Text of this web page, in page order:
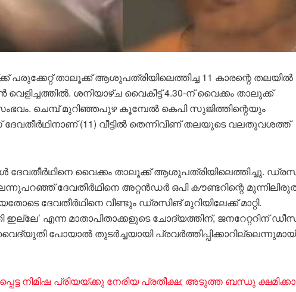
പരുക്കേറ്റ് താലൂക്ക് ആശുപത്രിയിലെത്തിച്ച 11 കാരന്റെ തലയിൽ
ശനിയാഴ്ച വൈകീട്ട് 4.30-ന് വൈക്കം താലൂക്ക്
ചെമ്പ് മുറിഞ്ഞപുഴ കൂമ്പേൽ കെപി സുജിത്തിന്റെയും
(11) വീട്ടിൽ തെന്നിവീണ് തലയുടെ വലതുവശത്ത്
ദേവതീർഥിനെ വൈക്കം താലൂക്ക് ആശുപത്രിയിലെത്തിച്ചു.
ദേവതീർഥിനെ അറ്റൻഡർ ഒപി കൗണ്ടറിന്റെ
ദേവതീർഥിനെ വീണ്ടും ഡ്രസിങ് മുറിയിലേക്ക് മാറ്റി.
എന്ന മാതാപിതാക്കളുടെ ചോദ്യത്തിന്, ജനറേറ്ററിന്
പോയാൽ തുടർച്ചയായി
നിമിഷ പ്രിയയ്ക്കു നേരിയ പ്രതീക്ഷ; അടുത്ത ബന്ധു